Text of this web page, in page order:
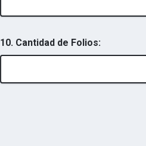
10. Cantidad de Folios: